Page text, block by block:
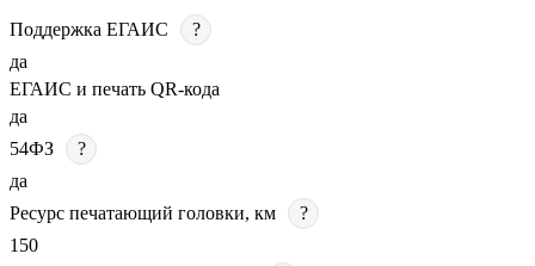
Поддержка ЕГАИС
?
да
ЕГАИС и печать QR-кода
да
54ФЗ
?
да
Ресурс печатающий головки, км
?
150